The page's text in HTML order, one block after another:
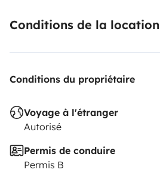
Conditions de la location
Conditions du propriétaire
Voyage à l'étranger
Autorisé
Permis de conduire
Permis B